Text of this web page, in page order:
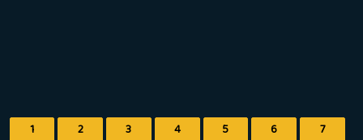
1 2 3 4 5 6
7